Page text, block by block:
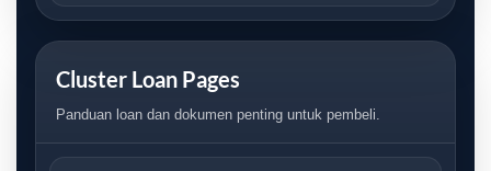
Cluster Loan Pages
Panduan loan dan dokumen penting untuk pembeli.